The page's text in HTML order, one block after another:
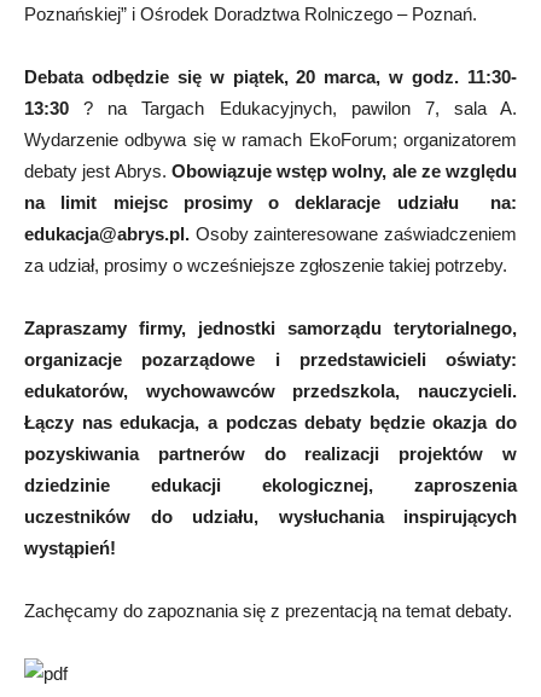
Poznańskiej” i Ośrodek Doradztwa Rolniczego – Poznań.
Debata odbędzie się w piątek, 20 marca, w godz. 11:30-
13:30 ? na Targach Edukacyjnych, pawilon 7, sala A.
Wydarzenie odbywa się w ramach EkoForum; organizatorem
debaty jest Abrys. Obowiązuje wstęp wolny, ale ze względu
na limit miejsc prosimy o deklaracje udziału na:
edukacja@abrys.pl. Osoby zainteresowane zaświadczeniem
za udział, prosimy o wcześniejsze zgłoszenie takiej potrzeby.
Zapraszamy firmy, jednostki samorządu terytorialnego,
organizacje pozarządowe i przedstawicieli oświaty:
edukatorów, wychowawców przedszkola, nauczycieli.
Łączy nas edukacja, a podczas debaty będzie okazja do
pozyskiwania partnerów do realizacji projektów w
dziedzinie edukacji ekologicznej, zaproszenia
uczestników do udziału, wysłuchania inspirujących
wystąpień!
Zachęcamy do zapoznania się z prezentacją na temat debaty.